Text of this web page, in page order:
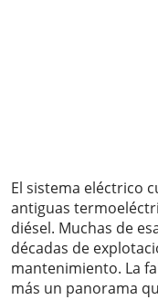
El sistema eléctrico
antiguas
diésel. Muchas de
décadas de
mantenimiento. La
más un panorama